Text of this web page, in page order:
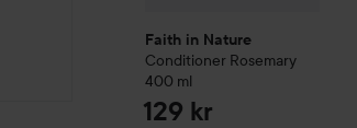
Faith in Nature
Conditioner Rosemary
400 ml
129 kr